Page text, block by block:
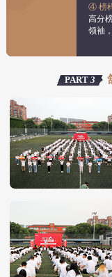
④ 榜
高分
领袖
PART 3